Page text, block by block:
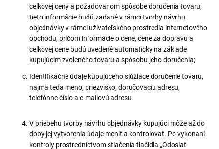
celkovej ceny a požadovanom spôsobe doručenia tovaru;
tieto informácie budú zadané v rámci tvorby návrhu
objednávky v rámci užívateľského prostredia internetového
obchodu, pričom informácie o cene, cene za dopravu a
celkovej cene budú uvedené automaticky na základe
kupujúcim zvoleného tovaru a spôsobu jeho doručenia;
Identifikačné údaje kupujúceho slúžiace doručenie tovaru,
najmä teda meno, priezvisko, doručovaciu adresu,
telefónne číslo a e-mailovú adresu.
V priebehu tvorby návrhu objednávky kupujúci môže až do
doby jej vytvorenia údaje meniť a kontrolovať. Po vykonaní
kontroly prostredníctvom stlačenia tlačidla „Odoslať